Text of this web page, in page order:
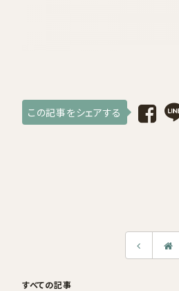
この記事をシェアする
すべての記事